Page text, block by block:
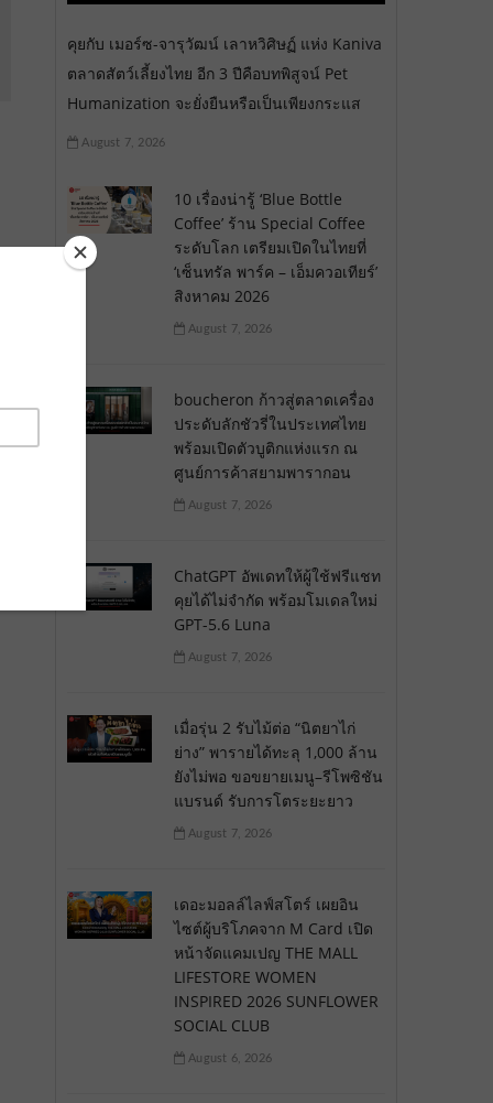
คุยกับ เมอร์ซ-จารุวัฒน์ เลาหวิศิษฏ์ แห่ง Kaniva
ตลาดสัตว์เลี้ยงไทย อีก 3 ปีคือบทพิสูจน์ Pet
Humanization จะยั่งยืนหรือเป็นเพียงกระแส
August 7, 2026
10 เรื่องน่ารู้ ‘Blue Bottle
Coffee’ ร้าน Special Coffee
ระดับโลก เตรียมเปิดในไทยที่
‘เซ็นทรัล พาร์ค – เอ็มควอเทียร์’
สิงหาคม 2026
August 7, 2026
boucheron ก้าวสู่ตลาดเครื่อง
ประดับลักชัวรี่ในประเทศไทย
พร้อมเปิดตัวบูติกแห่งแรก ณ
ศูนย์การค้าสยามพารากอน
August 7, 2026
ChatGPT อัพเดทให้ผู้ใช้ฟรีแชท
คุยได้ไม่จำกัด พร้อมโมเดลใหม่
GPT-5.6 Luna
August 7, 2026
เมื่อรุ่น 2 รับไม้ต่อ “นิตยาไก่
ย่าง” พารายได้ทะลุ 1,000 ล้าน
ยังไม่พอ ขอขยายเมนู–รีโพซิชัน
แบรนด์ รับการโตระยะยาว
August 7, 2026
เดอะมอลล์ไลฟ์สโตร์ เผยอิน
ไซต์ผู้บริโภคจาก M Card เปิด
หน้าจัดแคมเปญ THE MALL
LIFESTORE WOMEN
INSPIRED 2026 SUNFLOWER
SOCIAL CLUB
August 6, 2026